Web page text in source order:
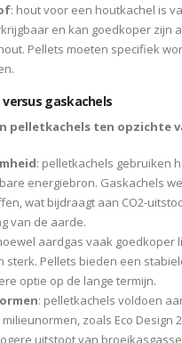
: hout voor een houtkachel is
en kan goedkoper zijn
Pellets moeten specifiek
gaskachels
pelletkachels ten opzichte
: pelletkachels gebruiken
energiebron. Gaskachels
wat bijdraagt aan CO2-
van de aarde.
aardgas vaak goedkoper
sterk. Pellets bieden een
optie op de lange termijn.
: pelletkachels voldoen
zoals Eco Design
uitstoot van